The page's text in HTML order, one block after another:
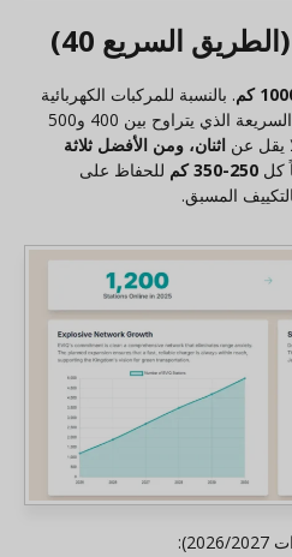
السريع 40)
. بالنسبة للمركبات الكهربائية
ذات المدى الواقعي على الطرق السريعة الذي يتراوح بين 400 و500
يقل عن اثنان، ومن الأفضل ثلاثة
كل 250-350 كم
للحفاظ على
المسبق.